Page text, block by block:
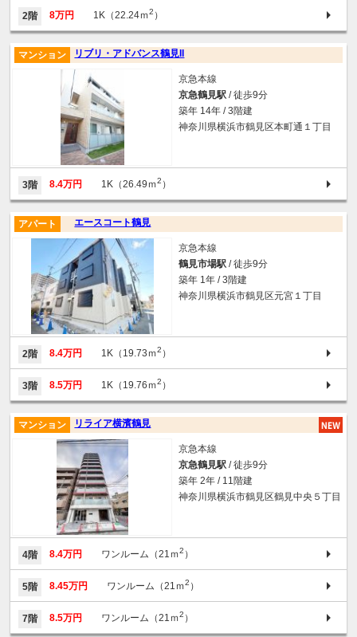
2階 8万円 1K（22.24ｍ2 ）
リブリ・アドバンス鶴見II
マンション
京急本線
京急鶴見駅 / 徒歩9分
築年 14年 / 3階建
神奈川県横浜市鶴見区本町通１丁目
3階 8.4万円 1K（26.49ｍ2 ）
エースコート鶴見
アパート
京急本線
鶴見市場駅 / 徒歩9分
築年 1年 / 3階建
神奈川県横浜市鶴見区元宮１丁目
2階 8.4万円 1K（19.73ｍ2 ）
3階 8.5万円 1K（19.76ｍ2 ）
リライア横濱鶴見
マンション
京急本線
京急鶴見駅 / 徒歩9分
築年 2年 / 11階建
神奈川県横浜市鶴見区鶴見中央５丁目
4階 8.4万円 ワンルーム（21ｍ2 ）
5階 8.45万円 ワンルーム（21ｍ2 ）
7階 8.5万円 ワンルーム（21ｍ2 ）